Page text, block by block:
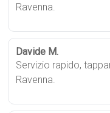
Ravenna.
Davide M.
Servizio rapido,
Ravenna.